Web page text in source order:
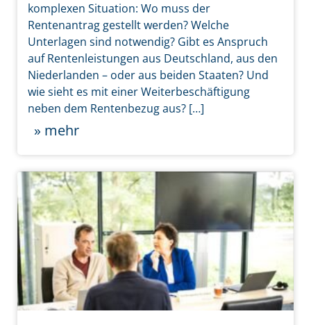
komplexen Situation: Wo muss der
Rentenantrag gestellt werden? Welche
Unterlagen sind notwendig? Gibt es Anspruch
auf Rentenleistungen aus Deutschland, aus den
Niederlanden – oder aus beiden Staaten? Und
wie sieht es mit einer Weiterbeschäftigung
neben dem Rentenbezug aus? […]
» mehr